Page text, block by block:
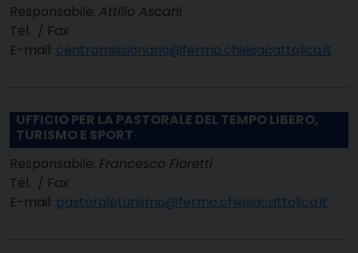
Responsabile: Attilio Ascani
Tel. / Fax
E-mail: centromissionario@fermo.chiesacattolica.it
UFFICIO PER LA PASTORALE DEL TEMPO LIBERO,
TURISMO E SPORT
Responsabile: Francesco Fioretti
Tel. / Fax
E-mail: pastoraleturismo@fermo.chiesacattolica.it